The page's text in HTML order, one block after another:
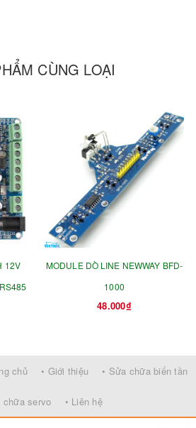
CÙNG LOẠI
12V
MODULE DÒ LINE NEWWAY BFD-
1000
48.000₫
chủ • Giới thiệu • Sửa chữa biến tần
chữa servo • Liên hệ